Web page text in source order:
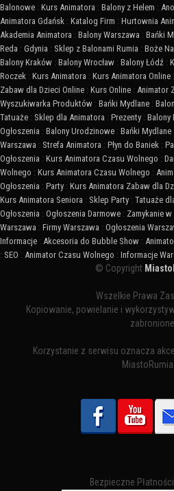
Balonowe : Kurs Animatora : Balony z Helem :
Animatora Gdańsk : Katalog Firm : Hurtownia
Akademia Animatora : Balony Warszawa : Bańki
Reda : Gdynia : Sklep z Balonami Rumia : Boże
Balony Kraków : Balony Wrocław : Balony Łódź :
Roczek : Kurs Animatora : Kurs Animatora Online :
Zabaw dla Dzieci Online : Kurs Online : Animator
Wyszukiwarka Produktów : Bańki Mydlane :
Tatuaże : Sklep dla Animatora : Prezenty : Balony
Ogłoszenia : Balony Urodzinowe : Bańki Mydlane
Warszawa : Strefa Animatora : Płyn do Baniek :
Ogłoszenia : Kurs Animatora Czasu Wolnego :
Wolnego : Kurs Animatora Czasu Wolnego :
Ogłoszenia : Party : Kurs Animatora Zabaw dla
Kurs Animatora Seniora : Sklep Party : Tatuaże
Ogłoszenia : Ogłoszenia Darmowe : Zamykanie w
Warszawa : Firmy Warszawa : Ogłoszenia
Informacje : Akcesoria do Bubble Show :
: SEO : Animator Czasu Wolnego : Informacje
© Copyright
Wszelkie Prawa
Kopiowanie, powielanie i
zabronione.
Korzystanie z serwisu oznacza
Bezpieczne